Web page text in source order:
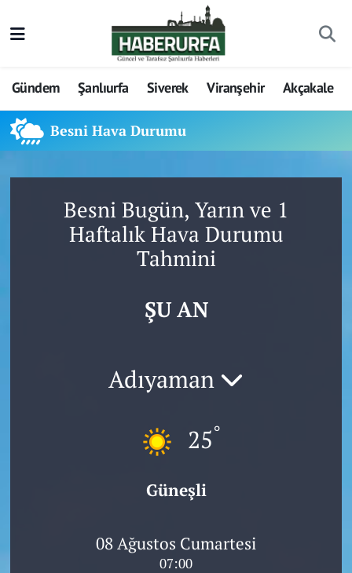
Gündem Şanlıurfa Siverek Viranşehir Akçakale
Besni Hava Durumu
Besni Bugün, Yarın ve 1
Haftalık Hava Durumu
Tahmini
ŞU AN
Adıyaman
25°
Güneşli
08 Ağustos Cumartesi
07:00